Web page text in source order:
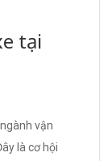
tại
vận
là cơ hội